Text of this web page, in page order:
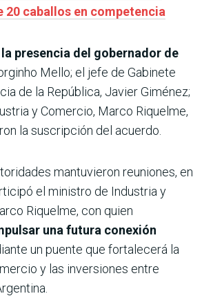
20 caballos en competencia
presencia del gobernador de
Mello; el jefe de Gabinete
de la República, Javier Giménez;
y Comercio, Marco Riquelme,
la suscripción del acuerdo.
mantuvieron reuniones, en
el ministro de Industria y
Riquelme, con quien
una futura conexión
un puente que fortalecerá la
y las inversiones entre